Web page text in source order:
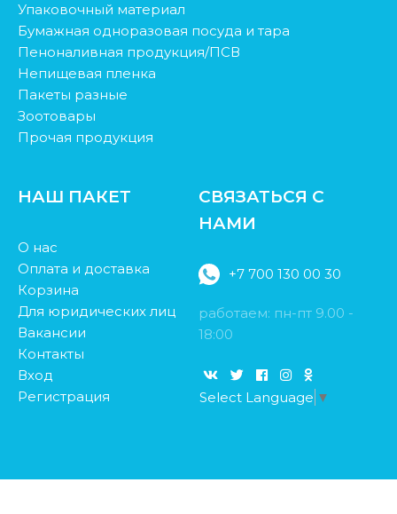
Упаковочный материал
Бумажная одноразовая посуда и тара
Пеноналивная продукция/ПСВ
Непищевая пленка
Пакеты разные
Зоотовары
Прочая продукция
НАШ ПАКЕТ
О нас
Оплата и доставка
Корзина
Для юридических лиц
Вакансии
Контакты
Вход
Регистрация
СВЯЗАТЬСЯ С
НАМИ
+7 700 130 00 30
работаем: пн-пт 9.00 -
18:00
Select Language ▼